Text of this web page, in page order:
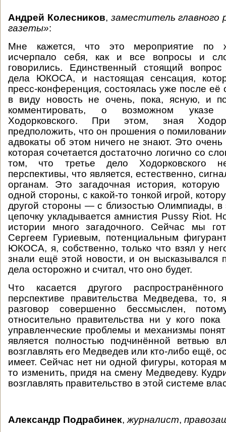
Андрей Колесников, заместитель главного
газеты»:
Мне кажется, что это мероприятие по
исчерпало себя, как и все вопросы и
говорились. Единственный стоящий вопрос
дела ЮКОСА, и настоящая сенсация,
пресс-конференция, состоялась уже после
в виду новость не очень, пока, ясную, и
комментировать, о возможном указе
Ходорковского. При этом, зная
предположить, что он прошения о
адвокаты об этом ничего не знают. Это очень
которая сочетается достаточно логично со
том, что третье дело Ходорковского
перспективы, что является, естественно,
органам. Это загадочная история,
одной стороны, с какой-то тонкой игрой,
другой стороны — с близостью Олимпиады, в
цепочку укладывается амнистия Pussy Riot.
истории много загадочного. Сейчас мы
Сергеем Гуриевым, потенциальным
ЮКОСА, я, собственно, только что взял у
знали ещё этой новости, и он высказывался
дела осторожно и считал, что оно будет.
Что касается другого
перспективе правительства Медведева,
разговор совершенно бессмыслен,
относительно правительства ни у кого
управленческие проблемы и механизмы
является полностью подчинённой ветвью
возглавлять его Медведев или кто-либо ещё,
имеет. Сейчас нет ни одной фигуры, которая
то изменить, придя на смену Медведеву.
возглавлять правительство в этой системе
Александр Подрабинек, журналист,